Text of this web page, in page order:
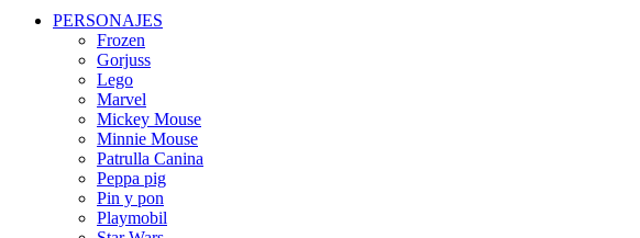
PERSONAJES
Frozen
Gorjuss
Lego
Marvel
Mickey Mouse
Minnie Mouse
Patrulla Canina
Peppa pig
Pin y pon
Playmobil